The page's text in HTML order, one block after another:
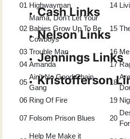
Cash Links
Nelson Links
Jennings Links
Kristofferson
01 Highwayman 14
02
Mama, Don't Let Your
Babies Grow Up To Be
Cowboys
15
03 Trouble Man 16
04 Amanda 17
05
Ain't No Good Chain
Gang
18
06 Ring Of Fire 19
07 Folsom Prison Blues 20
Help Me Make it